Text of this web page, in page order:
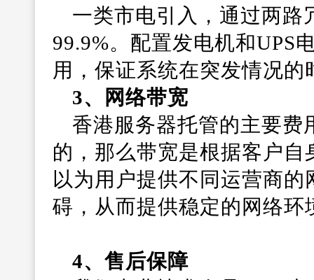
一类市电引入，通过两路
99.9%。配置发电机和UPS
用，保证系统在突发情况
3、网络带宽
香港服务器托管的主要费
的，那么带宽是根据客户
以为用户提供不同运营商
碍，从而提供稳定的网络环
4、售后保障